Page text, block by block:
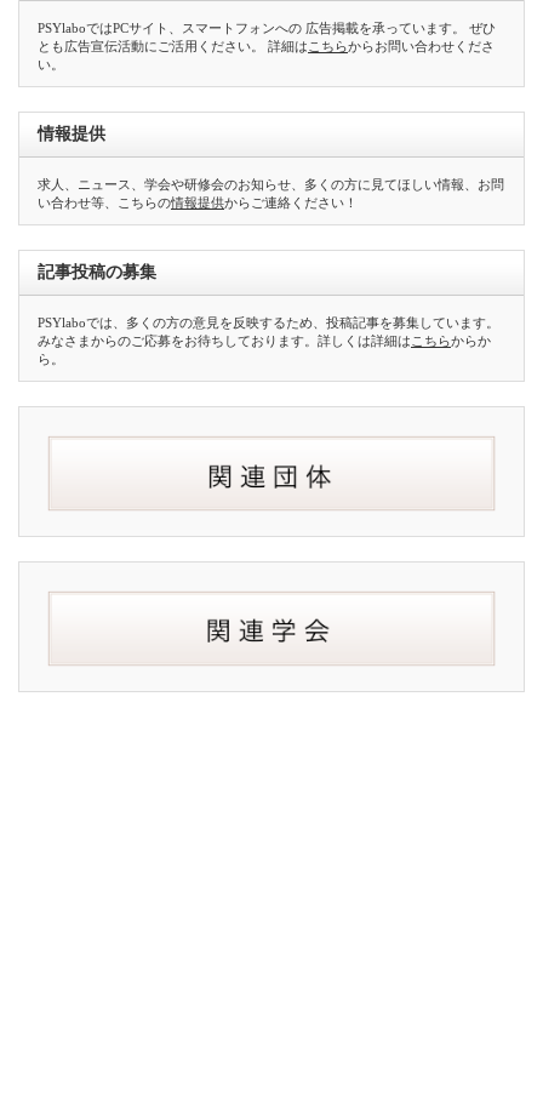
PSYlaboではPCサイト、スマートフォンへの 広告掲載を承っています。 ぜひ
とも広告宣伝活動にご活用ください。 詳細は こちらからお問い合わせくださ
い。
情報提供
求人、ニュース、学会や研修会のお知らせ、多くの方に見てほしい情報、お問
い合わせ等、こちらの情報提供からご連絡ください！
記事投稿の募集
PSYlaboでは、多くの方の意見を反映するため、投稿記事を募集しています。
みなさまからのご応募をお待ちしております。詳しくは詳細は こちらからか
ら。